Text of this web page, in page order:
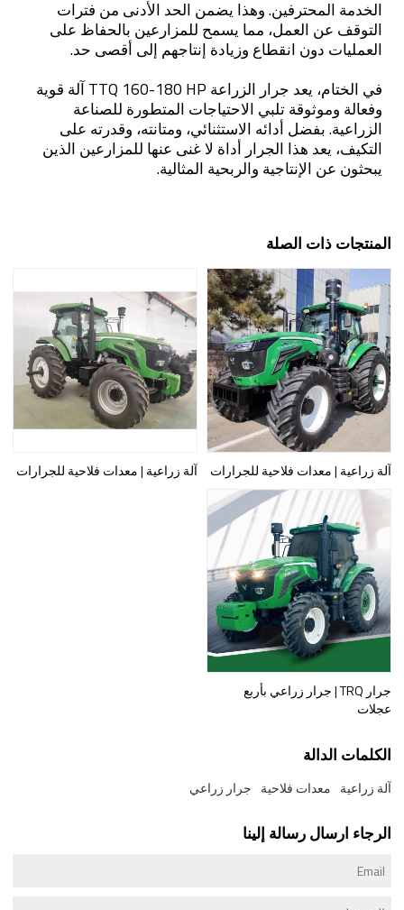
العمليات دون انقطاع وزيادة إنتاجهم إلى أقصى حد.
يبحثون عن الإنتاجية والربحية المثالية.
المنتجات ذات الصلة
آلة زراعية | معدات فلاحية للجرارات آلة زراعية | معدات فلاحية للجرارات
جرار TRQ | جرار زراعي بأربع
عجلات
الكلمات الدالة
آلة زراعية معدات فلاحية جرار زراعي
الرجاء ارسال رسالة إلينا